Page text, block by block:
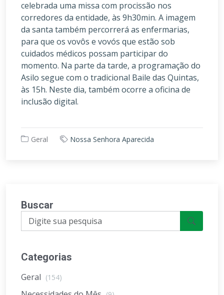
celebrada uma missa com procissão nos
corredores da entidade, às 9h30min. A imagem
da santa também percorrerá as enfermarias,
para que os vovôs e vovós que estão sob
cuidados médicos possam participar do
momento. Na parte da tarde, a programação do
Asilo segue com o tradicional Baile das Quintas,
às 15h. Neste dia, também ocorre a oficina de
inclusão digital.
Geral Nossa Senhora Aparecida
Buscar
Categorias
Geral (154)